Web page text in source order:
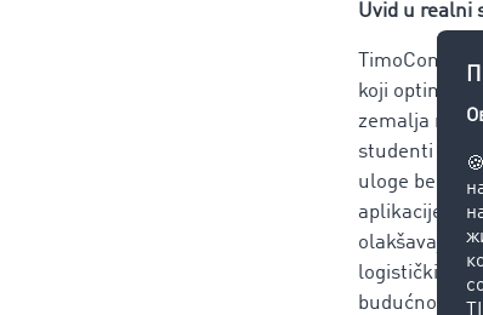
Uvid u realni
TimoCom
koji
zemalja
studenti u
uloge berze
aplikacije na
olakšavaju
logistički
budućnosti -